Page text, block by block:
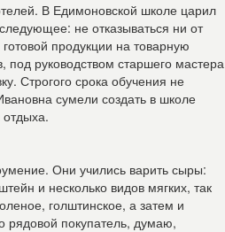
В Едимоновской школе царил
не отказываться ни от
продукции на товарную
под руководством старшего мастера
Строгого срока обучения не
сумели создать в школе
Они учились варить сыры:
и несколько видов мягких, так
голштинское, а затем и
рядовой покупатель, думаю,